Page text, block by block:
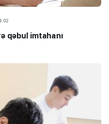
qəbul imtahanı